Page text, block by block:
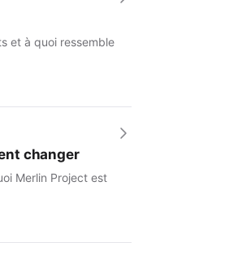
et à quoi ressemble
changer
Merlin Project est